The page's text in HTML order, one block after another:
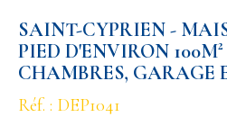
SAINT-CYPRIEN -
PIED D'ENVIRON
CHAMBRES, GARAGE
Réf. : DEP1041